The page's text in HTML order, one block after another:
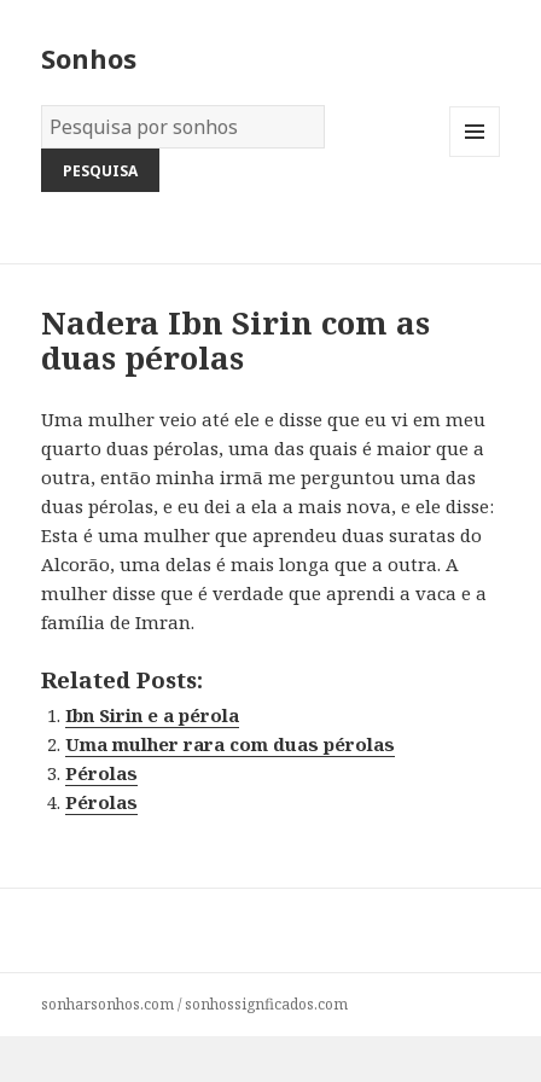
Sonhos
Dicionário
dos
Sonhos:
Nadera Ibn Sirin com as
duas pérolas
Uma mulher veio até ele e disse que eu vi em meu
quarto duas pérolas, uma das quais é maior que a
outra, então minha irmã me perguntou uma das
duas pérolas, e eu dei a ela a mais nova, e ele disse:
Esta é uma mulher que aprendeu duas suratas do
Alcorão, uma delas é mais longa que a outra. A
mulher disse que é verdade que aprendi a vaca e a
família de Imran.
Related Posts:
Ibn Sirin e a pérola
Uma mulher rara com duas pérolas
Pérolas
Pérolas
sonharsonhos.com/sonhossignficados.com